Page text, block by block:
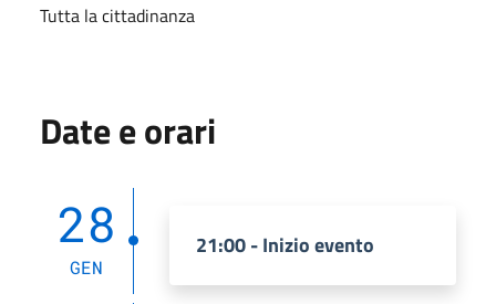
Tutta la cittadinanza
Date e orari
28
GEN
21:00 - Inizio evento